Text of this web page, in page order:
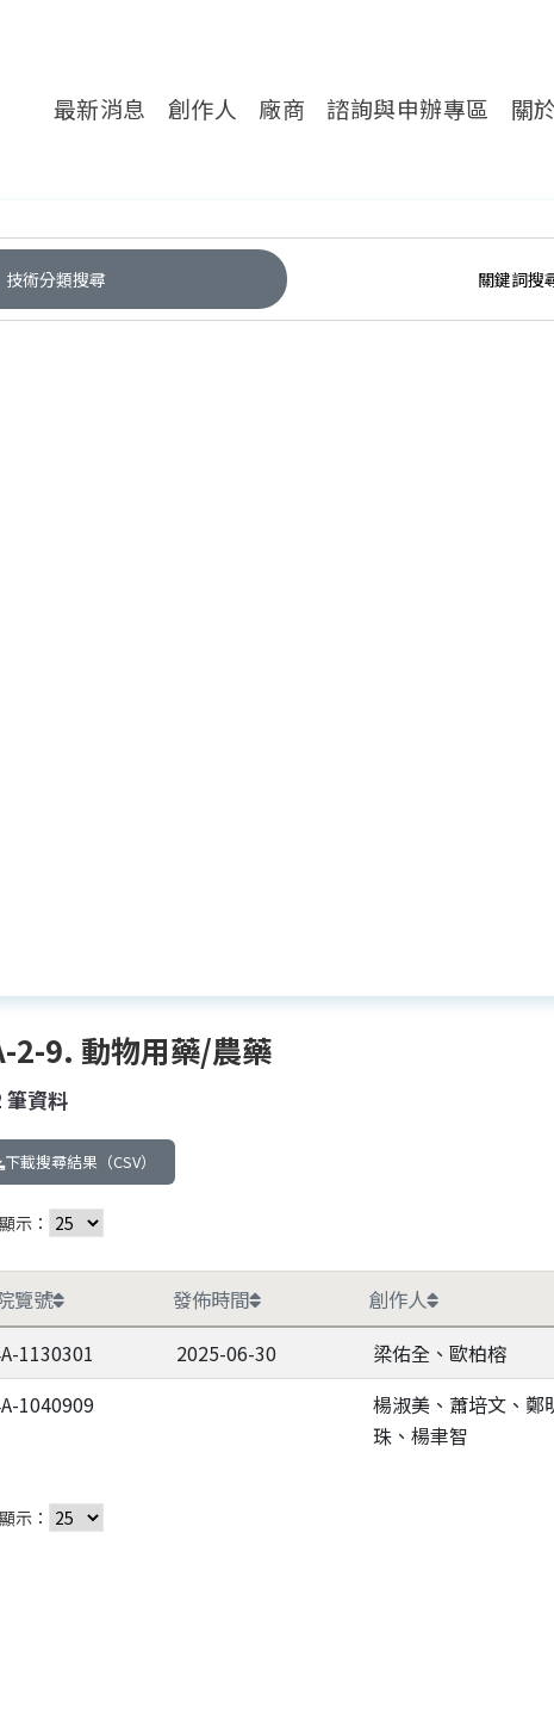
處對外服務網
最新消息 創作人 廠商 諮詢與申辦專區 關
技術分類搜尋 關鍵詞搜
2-9. 動物用藥/農藥
筆資料
下載搜尋結果（CSV）
示：
覽號 發佈時間
創作人
1130301
2025-06-30
梁佑全、歐柏榕
1040909
楊淑美、蕭培文、鄭
珠、楊聿智
示：